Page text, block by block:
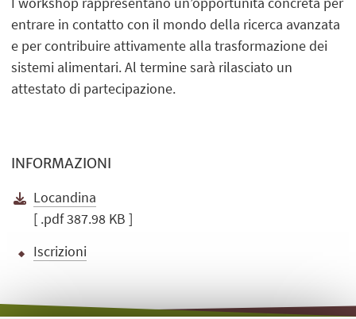
entrare in contatto con il mondo della ricerca avanzata
e per contribuire attivamente alla trasformazione dei
sistemi alimentari. Al termine sarà rilasciato un
attestato di partecipazione.
INFORMAZIONI
Locandina
[ .pdf 387.98 KB ]
Iscrizioni